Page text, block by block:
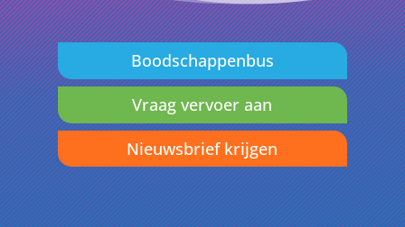
Boodschappenbus
Vraag vervoer aan
Nieuwsbrief krijgen